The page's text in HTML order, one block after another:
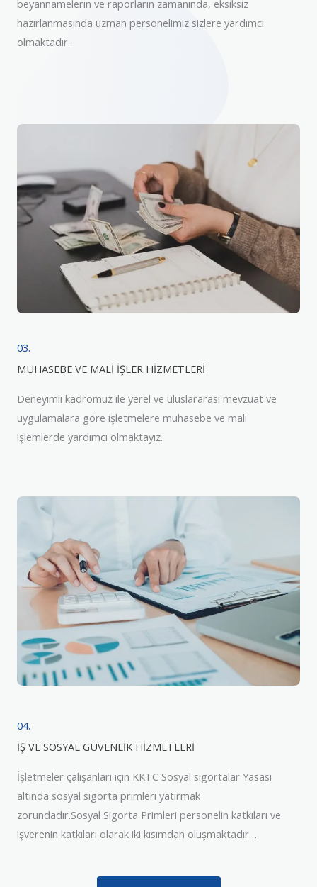
beyannamelerin ve raporların zamanında, eksiksiz
hazırlanmasında uzman personelimiz sizlere yardımcı
olmaktadır.
03.
MUHASEBE VE MALİ İŞLER HİZMETLERİ
Deneyimli kadromuz ile yerel ve uluslararası mevzuat ve
uygulamalara göre işletmelere muhasebe ve mali
işlemlerde yardımcı olmaktayız.
04.
İŞ VE SOSYAL GÜVENLİK HİZMETLERİ
İşletmeler çalışanları için KKTC Sosyal sigortalar Yasası
altında sosyal sigorta primleri yatırmak
zorundadır.Sosyal Sigorta Primleri personelin katkıları ve
işverenin katkıları olarak iki kısımdan oluşmaktadır…